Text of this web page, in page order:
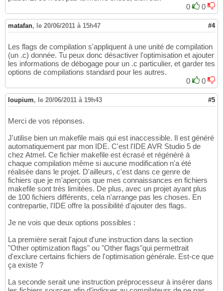
0
0
matafan, le 20/06/2011 à 15h47 #4
Les flags de compilation s'appliquent à une unité de compilation
(un .c) donnée. Tu peux donc désactiver l'optimisation et ajouter
les informations de débogage pour un .c particulier, et garder tes
options de compilations standard pour les autres.
0
0
loupium, le 20/06/2011 à 19h43 #5
Merci de vos réponses.
J'utilise bien un makefile mais qui est inaccessible. Il est généré
automatiquement par mon IDE. C'est l'IDE AVR Studio 5 de
chez Atmel. Ce fichier makefile est écrasé et régénéré à
chaque compilation même si aucune modification n'a été
réalisée dans le projet. D'ailleurs, c'est dans ce genre de
fichiers que je m'aperçois que mes connaissances en fichiers
makefile sont très limitées. De plus, avec un projet ayant plus
de 100 fichiers différents, cela n'arrange pas les choses. En
contrepartie, l'IDE offre la possibilité d'ajouter des flags.
Je ne vois que deux options possibles :
La première serait l'ajout d'une instruction dans la section
"Other optimization flags" ou "Other flags"qui permettrait
d'exclure certains fichiers de l'optimisation générale. Est-ce que
ça existe ?
La seconde serait une instruction préprocesseur à insérer dans